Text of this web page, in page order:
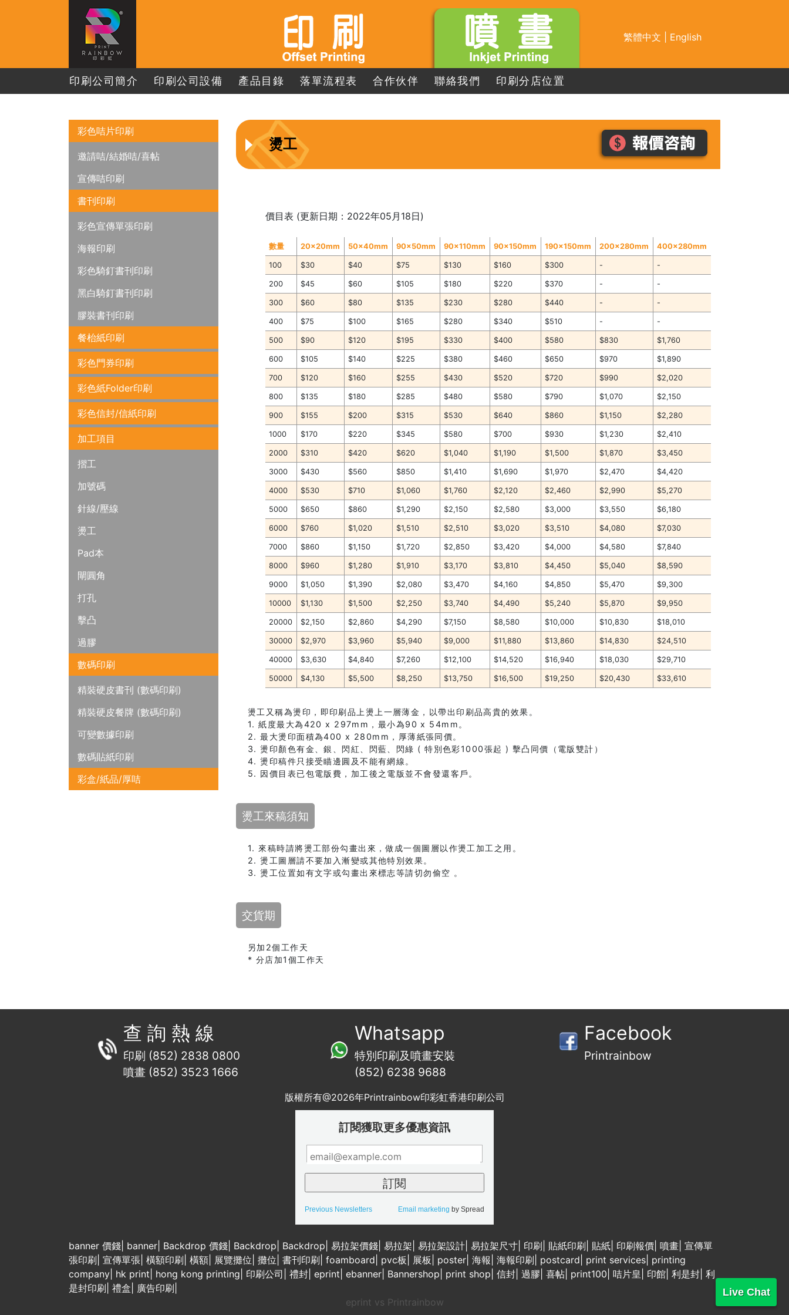
繁體中文 English
印刷公司簡介 印刷公司設備 產品目錄 落單流程表 合作伙伴 聯絡我們 印刷分店位置
彩色咭片印刷
邀請咭/結婚咭/喜帖
宣傳咭印刷
書刊印刷
彩色宣傳單張印刷
海報印刷
彩色騎釘書刊印刷
黑白騎釘書刊印刷
膠裝書刊印刷
餐枱紙印刷
彩色門券印刷
彩色紙Folder印刷
彩色信封/信紙印刷
加工項目
摺工
加號碼
針線/壓線
燙工
Pad本
閘圓角
打孔
擊凸
過膠
數碼印刷
精裝硬皮書刊 (數碼印刷)
精裝硬皮餐牌 (數碼印刷)
可變數據印刷
數碼貼紙印刷
彩盒/紙品/厚咭
燙工
價目表 (更新日期：2022年05月18日)
數量 20x20mm 50x40mm 90x50mm 90x110mm 90x150mm 190x150mm 200x280mm 400x280mm
100 $30 $40 $75 $130 $160 $300 - -
200 $45 $60 $105 $180 $220 $370 - -
300 $60 $80 $135 $230 $280 $440 - -
400 $75 $100 $165 $280 $340 $510 - -
500 $90 $120 $195 $330 $400 $580 $830 $1,760
600 $105 $140 $225 $380 $460 $650 $970 $1,890
700 $120 $160 $255 $430 $520 $720 $990 $2,020
800 $135 $180 $285 $480 $580 $790 $1,070 $2,150
900 $155 $200 $315 $530 $640 $860 $1,150 $2,280
1000 $170 $220 $345 $580 $700 $930 $1,230 $2,410
2000 $310 $420 $620 $1,040 $1,190 $1,500 $1,870 $3,450
3000 $430 $560 $850 $1,410 $1,690 $1,970 $2,470 $4,420
4000 $530 $710 $1,060 $1,760 $2,120 $2,460 $2,990 $5,270
5000 $650 $860 $1,290 $2,150 $2,580 $3,000 $3,550 $6,180
6000 $760 $1,020 $1,510 $2,510 $3,020 $3,510 $4,080 $7,030
7000 $860 $1,150 $1,720 $2,850 $3,420 $4,000 $4,580 $7,840
8000 $960 $1,280 $1,910 $3,170 $3,810 $4,450 $5,040 $8,590
9000 $1,050 $1,390 $2,080 $3,470 $4,160 $4,850 $5,470 $9,300
10000 $1,130 $1,500 $2,250 $3,740 $4,490 $5,240 $5,870 $9,950
20000 $2,150 $2,860 $4,290 $7,150 $8,580 $10,000 $10,830 $18,010
30000 $2,970 $3,960 $5,940 $9,000 $11,880 $13,860 $14,830 $24,510
40000 $3,630 $4,840 $7,260 $12,100 $14,520 $16,940 $18,030 $29,710
50000 $4,130 $5,500 $8,250 $13,750 $16,500 $19,250 $20,430 $33,610
燙工又稱為燙印，即印刷品上燙上一層薄金，以帶出印刷品高貴的效果。
1. 紙度最大為420 x 297mm，最小為90 x 54mm。
2. 最大燙印面積為400 x 280mm，厚薄紙張同價。
3. 燙印顏色有金、銀、閃紅、閃藍、閃綠 ( 特別色彩1000張起 ) 擊凸同價（電版雙計）
4. 燙印稿件只接受瞄邊圓及不能有網線。
5. 因價目表已包電版費，加工後之電版並不會發還客戶。
燙工來稿須知
1. 來稿時請將燙工部份勾畫出來，做成一個圖層以作燙工加工之用。
2. 燙工圖層請不要加入漸變或其他特別效果。
3. 燙工位置如有文字或勾畫出來標志等請切勿偷空 。
交貨期
另加2個工作天
* 分店加1個工作天
查 詢 熱 線
印刷 (852) 2838 0800
噴畫 (852) 3523 1666
Whatsapp
特別印刷及噴畫安裝
(852) 6238 9688
Facebook
Printrainbow
版權所有@2026年Printrainbow印彩虹香港印刷公司
訂閱獲取更多優惠資訊
Previous Newsletters Email marketing by Spread
banner 價錢 banner Backdrop 價錢 Backdrop Backdrop 易拉架價錢 易拉架 易拉架設計 易拉架尺寸 印刷 貼紙印刷 貼紙 印刷報價 噴畫 宣傳單
張印刷 宣傳單張 橫額印刷 橫額 展覽攤位 攤位 書刊印刷 foamboard pvc板 展板 poster 海報 海報印刷 postcard print services printing
company hk print hong kong printing 印刷公司 禮封 eprint ebanner Bannershop print shop 信封 過膠 喜帖 print100 咭片皇 印館 利是封 利
是封印刷 禮盒 廣告印刷
eprint vs Printrainbow
Live Chat